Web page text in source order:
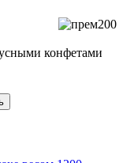
конфетами